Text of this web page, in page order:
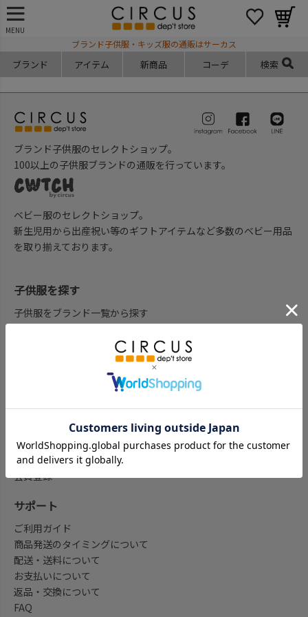
MENU
ブランド子供服・キッズ服の通販はサーカス
ブランド アイテム 新商品 コーデ 検索
ブランド子供服のセレクトショップ。
100以上の子供服ブランドの通販を行っています。
ベビー服のセレクトショップ。
新生児用から出産祝い等のギフトアイテムなど多数のベビー用品
を取り揃えております。
子供服を探す
子供服をブランド一覧から探す
ベビー服ギフト通販のCWTCH
セール
my focus(よみもの)
会員登録/マイページ
会員登録
サポート
ご利用ガイド
商品発送のタイミングについて
配送・送料について
お支払いについて
返品・交換について
FAQ